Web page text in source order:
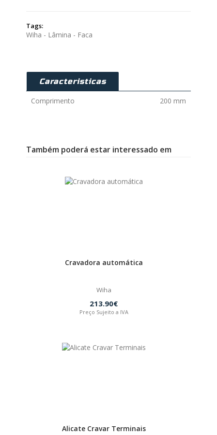
Tags:
Wiha - Lâmina - Faca
Caracteristicas
Comprimento 200 mm
Também poderá estar interessado em
Cravadora automática
Wiha
213.90€
Preço Sujeito a IVA
Alicate Cravar Terminais